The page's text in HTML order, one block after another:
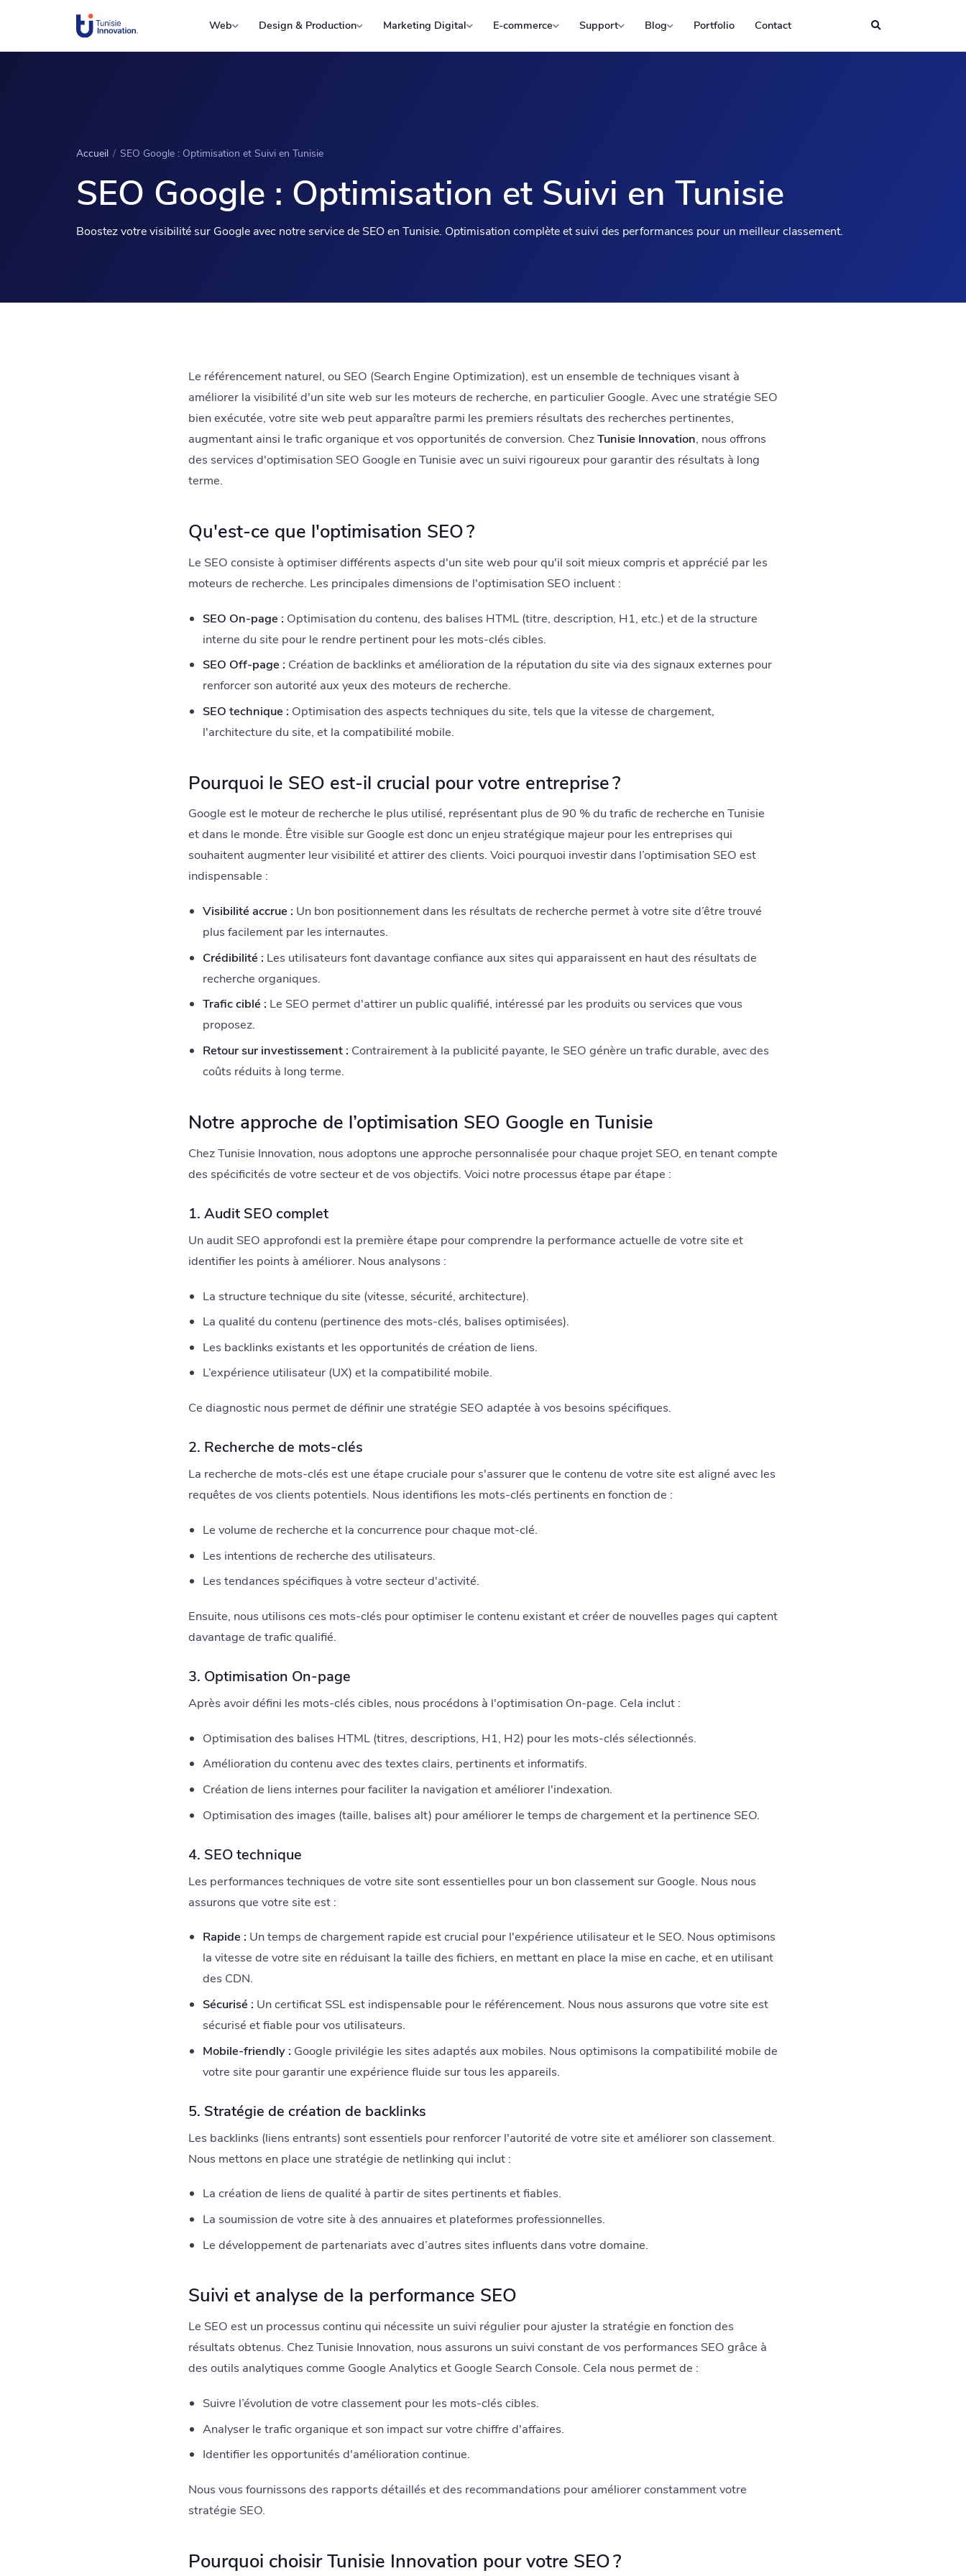
Web Design & Production Marketing Digital E-commerce Support Blog Portfolio Contact
Accueil / SEO Google : Optimisation et Suivi en Tunisie
SEO Google : Optimisation et Suivi en Tunisie
Boostez votre visibilité sur Google avec notre service de SEO en Tunisie. Optimisation complète et suivi des performances pour un meilleur classement.
Le référencement naturel, ou SEO (Search Engine Optimization), est un ensemble de techniques visant à
améliorer la visibilité d'un site web sur les moteurs de recherche, en particulier Google. Avec une stratégie SEO
bien exécutée, votre site web peut apparaître parmi les premiers résultats des recherches pertinentes,
augmentant ainsi le trafic organique et vos opportunités de conversion. ChezTunisie Innovation, nous offrons
des services d'optimisation SEO Google en Tunisie avec un suivi rigoureux pour garantir des résultats à long
terme.
Qu'est-ce que l'optimisation SEO ?
Le SEO consiste à optimiser différents aspects d'un site web pour qu'il soit mieux compris et apprécié par les
moteurs de recherche. Les principales dimensions de l'optimisation SEO incluent :
SEO On-page : Optimisation du contenu, des balises HTML (titre, description, H1, etc.) et de la structure
interne du site pour le rendre pertinent pour les mots-clés cibles.
SEO Off-page : Création de backlinks et amélioration de la réputation du site via des signaux externes pour
renforcer son autorité aux yeux des moteurs de recherche.
SEO technique : Optimisation des aspects techniques du site, tels que la vitesse de chargement,
l'architecture du site, et la compatibilité mobile.
Pourquoi le SEO est-il crucial pour votre entreprise ?
Google est le moteur de recherche le plus utilisé, représentant plus de 90 % du trafic de recherche en Tunisie
et dans le monde. Être visible sur Google est donc un enjeu stratégique majeur pour les entreprises qui
souhaitent augmenter leur visibilité et attirer des clients. Voici pourquoi investir dans l’optimisation SEO est
indispensable :
Visibilité accrue : Un bon positionnement dans les résultats de recherche permet à votre site d’être trouvé
plus facilement par les internautes.
Crédibilité : Les utilisateurs font davantage confiance aux sites qui apparaissent en haut des résultats de
recherche organiques.
Trafic ciblé : Le SEO permet d'attirer un public qualifié, intéressé par les produits ou services que vous
proposez.
Retour sur investissement : Contrairement à la publicité payante, le SEO génère un trafic durable, avec des
coûts réduits à long terme.
Notre approche de l’optimisation SEO Google en Tunisie
Chez Tunisie Innovation, nous adoptons une approche personnalisée pour chaque projet SEO, en tenant compte
des spécificités de votre secteur et de vos objectifs. Voici notre processus étape par étape :
1. Audit SEO complet
Un audit SEO approfondi est la première étape pour comprendre la performance actuelle de votre site et
identifier les points à améliorer. Nous analysons :
La structure technique du site (vitesse, sécurité, architecture).
La qualité du contenu (pertinence des mots-clés, balises optimisées).
Les backlinks existants et les opportunités de création de liens.
L’expérience utilisateur (UX) et la compatibilité mobile.
Ce diagnostic nous permet de définir une stratégie SEO adaptée à vos besoins spécifiques.
2. Recherche de mots-clés
La recherche de mots-clés est une étape cruciale pour s'assurer que le contenu de votre site est aligné avec les
requêtes de vos clients potentiels. Nous identifions les mots-clés pertinents en fonction de :
Le volume de recherche et la concurrence pour chaque mot-clé.
Les intentions de recherche des utilisateurs.
Les tendances spécifiques à votre secteur d'activité.
Ensuite, nous utilisons ces mots-clés pour optimiser le contenu existant et créer de nouvelles pages qui captent
davantage de trafic qualifié.
3. Optimisation On-page
Après avoir défini les mots-clés cibles, nous procédons à l'optimisation On-page. Cela inclut :
Optimisation des balises HTML (titres, descriptions, H1, H2) pour les mots-clés sélectionnés.
Amélioration du contenu avec des textes clairs, pertinents et informatifs.
Création de liens internes pour faciliter la navigation et améliorer l'indexation.
Optimisation des images (taille, balises alt) pour améliorer le temps de chargement et la pertinence SEO.
4. SEO technique
Les performances techniques de votre site sont essentielles pour un bon classement sur Google. Nous nous
assurons que votre site est :
Rapide : Un temps de chargement rapide est crucial pour l'expérience utilisateur et le SEO. Nous optimisons
la vitesse de votre site en réduisant la taille des fichiers, en mettant en place la mise en cache, et en utilisant
des CDN.
Sécurisé : Un certificat SSL est indispensable pour le référencement. Nous nous assurons que votre site est
sécurisé et fiable pour vos utilisateurs.
Mobile-friendly : Google privilégie les sites adaptés aux mobiles. Nous optimisons la compatibilité mobile de
votre site pour garantir une expérience fluide sur tous les appareils.
5. Stratégie de création de backlinks
Les backlinks (liens entrants) sont essentiels pour renforcer l'autorité de votre site et améliorer son classement.
Nous mettons en place une stratégie de netlinking qui inclut :
La création de liens de qualité à partir de sites pertinents et fiables.
La soumission de votre site à des annuaires et plateformes professionnelles.
Le développement de partenariats avec d’autres sites influents dans votre domaine.
Suivi et analyse de la performance SEO
Le SEO est un processus continu qui nécessite un suivi régulier pour ajuster la stratégie en fonction des
résultats obtenus. Chez Tunisie Innovation, nous assurons un suivi constant de vos performances SEO grâce à
des outils analytiques comme Google Analytics et Google Search Console. Cela nous permet de :
Suivre l’évolution de votre classement pour les mots-clés cibles.
Analyser le trafic organique et son impact sur votre chiffre d'affaires.
Identifier les opportunités d'amélioration continue.
Nous vous fournissons des rapports détaillés et des recommandations pour améliorer constamment votre
stratégie SEO.
Pourquoi choisir Tunisie Innovation pour votre SEO ?